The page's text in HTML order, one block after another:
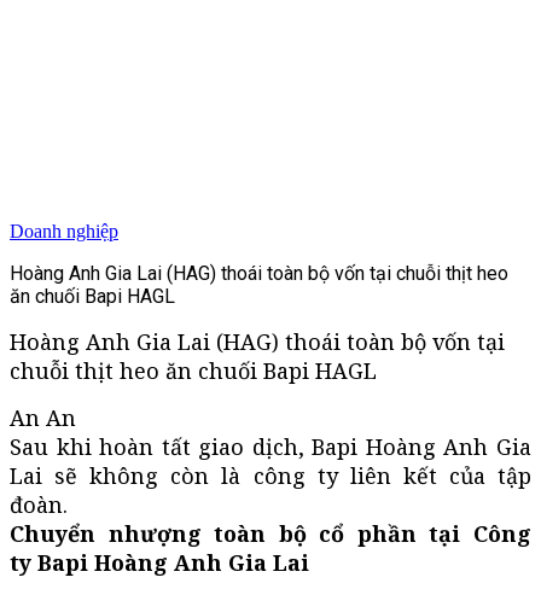
Doanh nghiệp
Hoàng Anh Gia Lai (HAG) thoái toàn bộ vốn tại chuỗi thịt heo
ăn chuối Bapi HAGL
Hoàng Anh Gia Lai (HAG) thoái toàn bộ vốn tại
chuỗi thịt heo ăn chuối Bapi HAGL
An An
Sau khi hoàn tất giao dịch, Bapi Hoàng Anh Gia
Lai sẽ không còn là công ty liên kết của tập
đoàn.
Chuyển nhượng toàn bộ cổ phần tại Công
ty Bapi Hoàng Anh Gia Lai